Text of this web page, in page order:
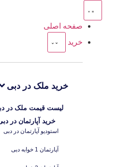
صفحه اصلی
خرید
خرید ملک در دبی
لیست قیمت ملک در
استودیو آپارتمان در دبی
آپارتمان 1 خوابه دبی
خرید آپارتمان در